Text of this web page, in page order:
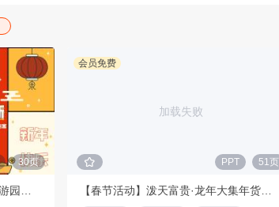
30页
【春节活动】祥龙昂首·万象启新游园主题活动策划方案
加载失败
会员免费
PPT 51页
【春节活动】泼天富贵·龙年大集年货节暖场活动方案